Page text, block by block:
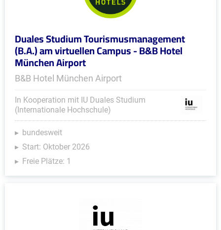
Duales Studium Tourismusmanagement
(B.A.) am virtuellen Campus - B&B Hotel
München Airport
B&B Hotel München Airport
In Kooperation mit IU Duales Studium
(Internationale Hochschule)
bundesweit
Start: Oktober 2026
Freie Plätze: 1